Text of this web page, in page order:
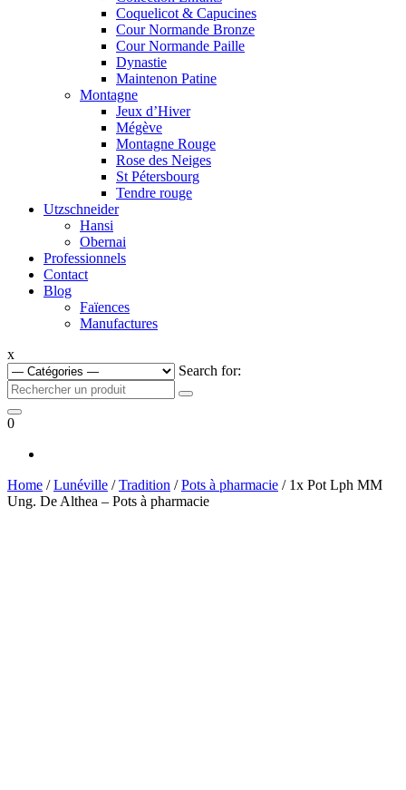
Coquelicot & Capucines
Cour Normande Bronze
Cour Normande Paille
Dynastie
Maintenon Patine
Montagne
Jeux d’Hiver
Mégève
Montagne Rouge
Rose des Neiges
St Pétersbourg
Tendre rouge
Utzschneider
Hansi
Obernai
Professionnels
Contact
Blog
Faïences
Manufactures
x
Search for:
0
Home /Lunéville /Tradition /Pots à pharmacie / 1x Pot Lph MM
Ung. De Althea – Pots à pharmacie